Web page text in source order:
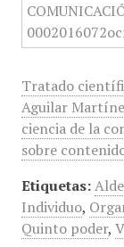
Tratado
Aguilar
ciencia de la
sobre
Etiquetas:
Individuo,
Quinto poder,